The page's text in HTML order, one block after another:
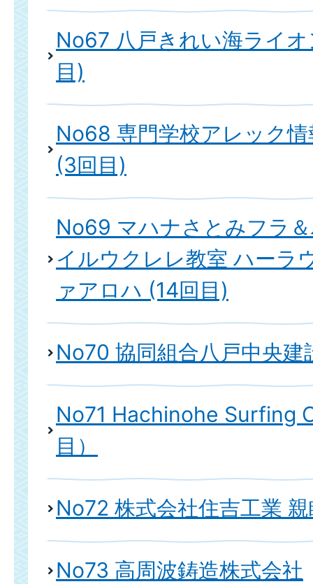
No67 八戸きれい海ライ
目)
No68 専門学校アレック
(3回目)
No69 マハナさとみフラ
イルウクレレ教室 ハーラ
ァアロハ (14回目)
No70 協同組合八戸中央建
No71 Hachinohe Surfing
目）
No72 株式会社住吉工業
No73 高周波鋳造株式会社